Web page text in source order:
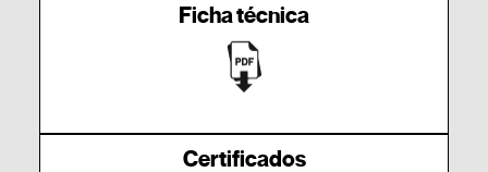
Ficha técnica
Certificados